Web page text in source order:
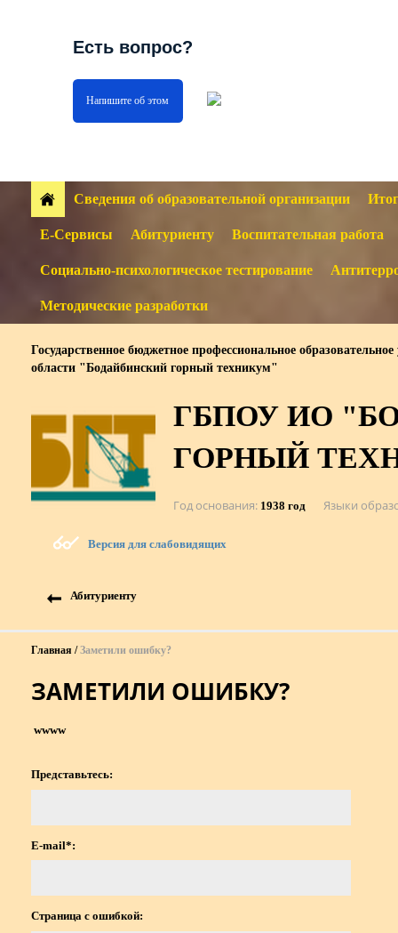
Есть вопрос?
Напишите об этом
Сведения об образовательной организации
Е-Сервисы Абитуриенту Воспитательная работа
Социально-психологическое тестирование
Методические разработки
Государственное бюджетное профессиональное
области "Бодайбинский горный техникум"
ГБПОУ ИО
ГОРНЫЙ
Год основания 1938 год Языки
Версия для слабовидящих
Абитуриенту
Главная Заметили ошибку?
ЗАМЕТИЛИ ОШИБКУ?
wwww
Представьтесь:
E-mail*:
Страница с ошибкой: